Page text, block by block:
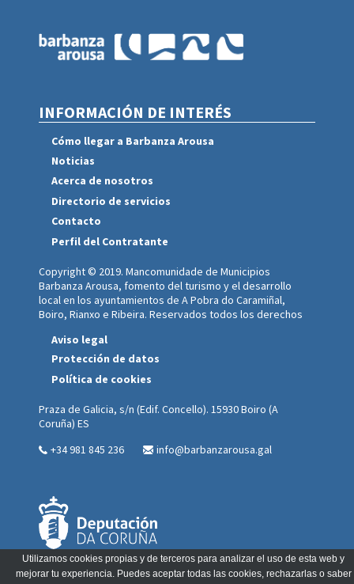
Utilizamos cookies propias y de terceros para analizar el uso de esta web y
mejorar tu experiencia. Puedes aceptar todas las cookies, rechazarlas o saber
INFORMACIÓN DE INTERÉS
Cómo llegar a Barbanza Arousa
Noticias
Acerca de nosotros
Directorio de servicios
Contacto
Perfil del Contratante
Copyright © 2019. Mancomunidade de Municipios
Barbanza Arousa, fomento del turismo y el desarrollo
local en los ayuntamientos de A Pobra do Caramiñal,
Boiro, Rianxo e Ribeira. Reservados todos los derechos
Aviso legal
Protección de datos
Política de cookies
Praza de Galicia, s/n (Edif. Concello). 15930 Boiro (A
Coruña) ES
+34 981 845 236
info@barbanzarousa.gal